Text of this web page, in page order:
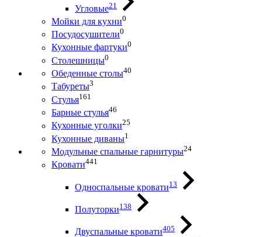
Угловые21
Мойки для кухни0
Посудосушители0
Кухонные фартуки0
Столешницы0
Обеденные столы40
Табуреты3
Стулья161
Барные стулья46
Кухонные уголки25
Кухонные диваны1
Модульные спальные гарнитуры24
Кровати441
Односпальные кровати13
Полуторки138
Двуспальные кровати405